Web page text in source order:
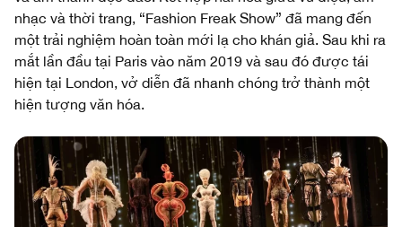
nhạc và thời trang, “Fashion Freak Show” đã mang đến
một trải nghiệm hoàn toàn mới lạ cho khán giả. Sau khi ra
mắt lần đầu tại Paris vào năm 2019 và sau đó được tái
hiện tại London, vở diễn đã nhanh chóng trở thành một
hiện tượng văn hóa.